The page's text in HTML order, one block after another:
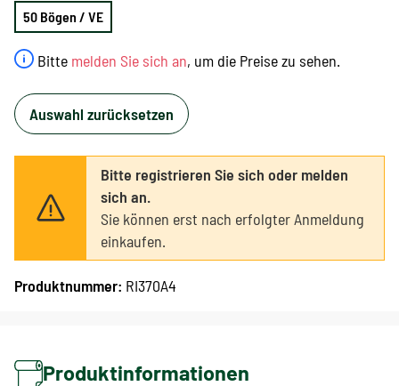
Bitte melden Sie sich an, um die Preise zu sehen.
50 Bögen / VE
Auswahl zurücksetzen
Bitte registrieren Sie sich oder melden
sich an.
Sie können erst nach erfolgter Anmeldung
einkaufen.
Produktnummer: RI370A4
Produktinformationen